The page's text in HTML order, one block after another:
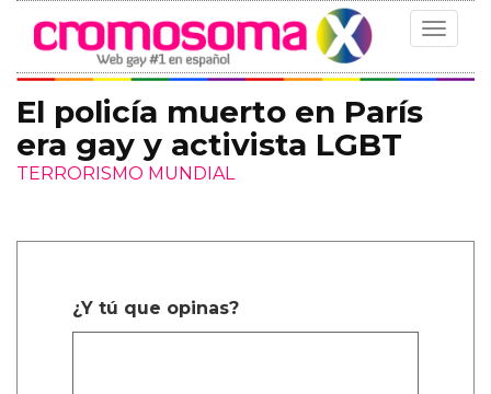
Toggle
El policía muerto en París
era gay y activista LGBT
TERRORISMO MUNDIAL
¿Y tú que opinas?